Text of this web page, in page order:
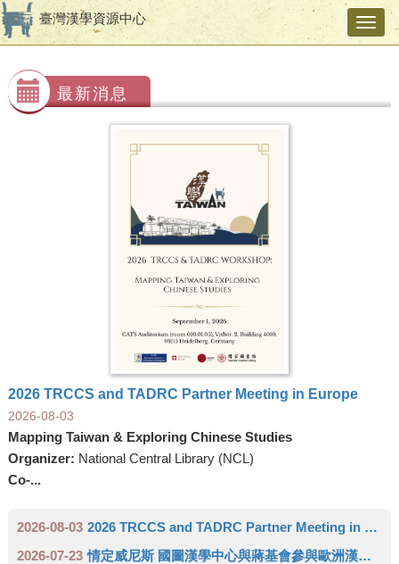
臺灣漢學資源中心
最新消息
2026 TRCCS and TADRC Partner Meeting in Europe
2026-08-03
Mapping Taiwan & Exploring Chinese Studies
Organizer: National Central Library (NCL)
Co-...
2026-08-03 2026 TRCCS and TADRC Partner Meeting in Europe
2026-07-23 情定威尼斯 國圖漢學中心與蔣基會參與歐洲漢學學會雙年會 推廣臺灣人文領域研究成果